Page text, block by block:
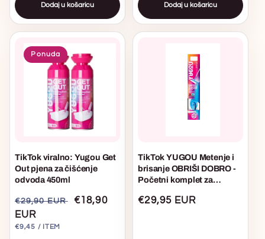
Dodaj u košaricu Dodaj u košaricu
Ponuda
TikTok viralno: Yugou Get
Out pjena za čišćenje
odvoda 450ml
Uobičajena
cijena
€29,90 EUR
Akcijska
€18,90
EUR
JEDINIČNA
€9,45 / PO
ITEM
TikTok YUGOU Metenje i
brisanje OBRIŠI DOBRO -
Početni komplet za
Uobičajena
€29,95 EUR